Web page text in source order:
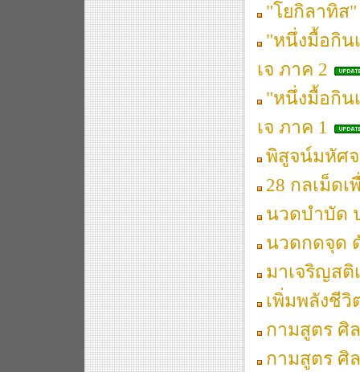
"โยกิลาทิส
"หนึ่งมื้อกิน
เจ ภาค 2
"หนึ่งมื้อกิน
เจ ภาค 1
พิสูจน์มหัศจ
28 กลเม็ด
นวดบำบัด
นวดกดจุด
มาเจริญสติ
เพิ่มพลังชีวิ
กามสูตร ศิ
กามสูตร ศิ